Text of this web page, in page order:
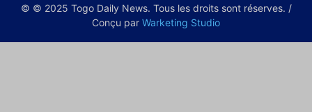
© © 2025 Togo Daily News. Tous les droits sont réserves. /
Conçu par Warketing Studio